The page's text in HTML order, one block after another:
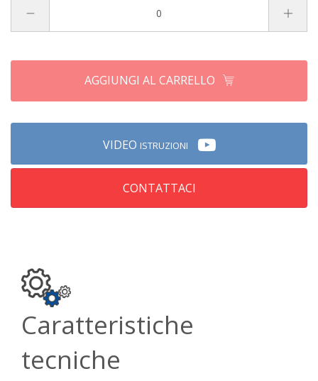
VIDEO ISTRUZIONI
CONTATTACI
AGGIUNGI AL CARRELLO
Caratteristiche
tecniche